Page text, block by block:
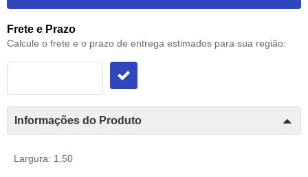
Frete e Prazo
Calcule o frete e o prazo de entrega estimados para sua região:
Informações do Produto
Largura: 1,50